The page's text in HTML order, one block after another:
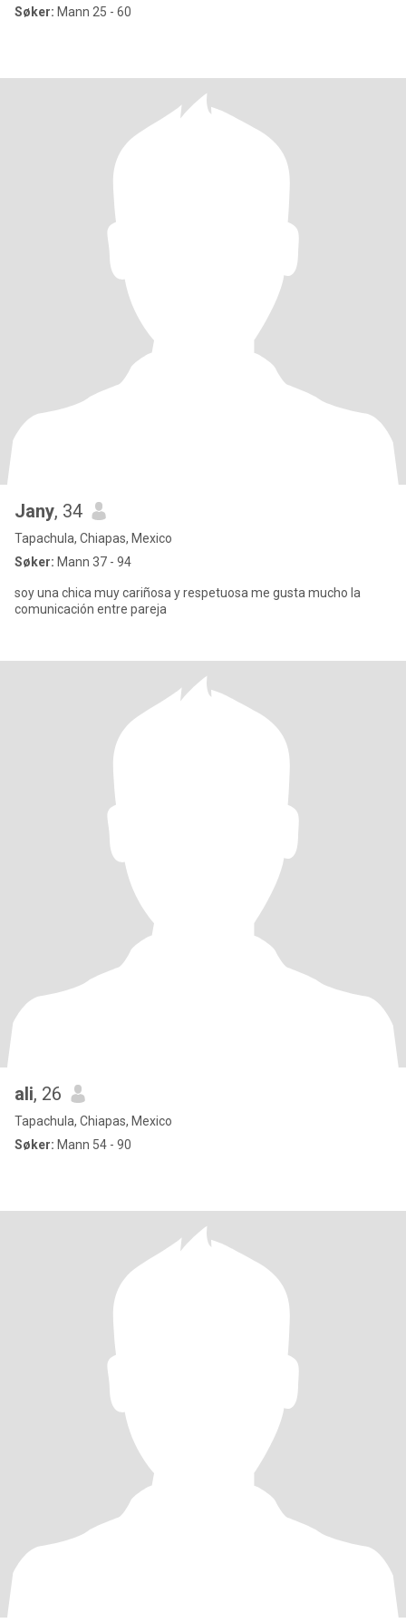
Søker: Mann 25 - 60
Jany, 34
Tapachula, Chiapas, Mexico
Søker: Mann 37 - 94
soy una chica muy cariñosa y respetuosa me gusta mucho la
comunicación entre pareja
ali, 26
Tapachula, Chiapas, Mexico
Søker: Mann 54 - 90